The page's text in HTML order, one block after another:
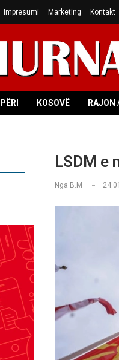
Impresumi Marketing Kontakt
KOSOVË RAJON
LSDM e
Nga B.M